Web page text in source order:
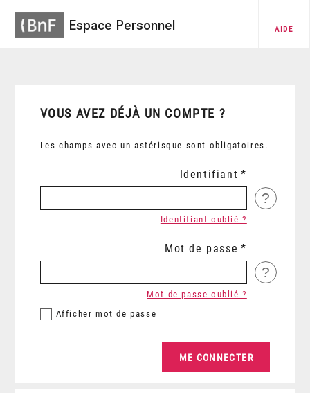
Espace Personnel AIDE
VOUS AVEZ DÉJÀ UN COMPTE ?
Les champs avec un astérisque sont obligatoires.
Identifiant
?
Identifiant oublié ?
Mot de passe
?
Afficher mot de passe
Mot de passe oublié ?